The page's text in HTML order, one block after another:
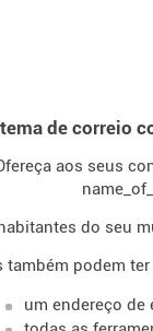
de correio
aos seus
do seu
também podem
um endereço